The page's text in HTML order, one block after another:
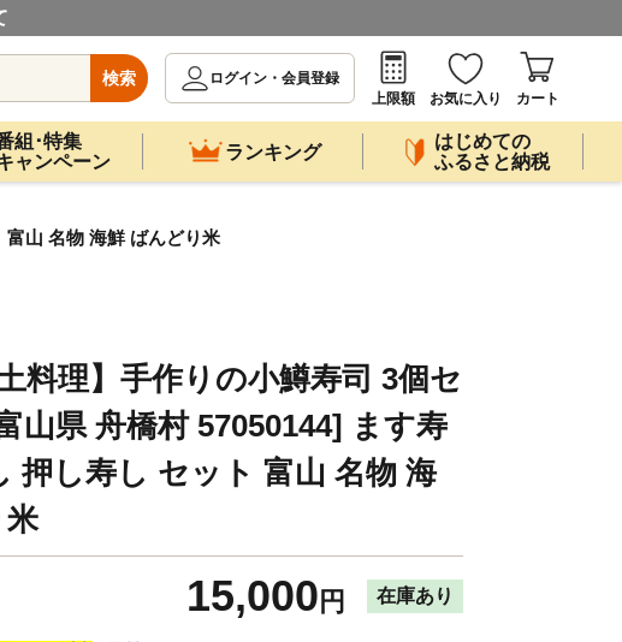
検索
ログイン・会員登録
上限額
お気に入り カート
組･特集
ャンペーン
ランキング
はじめての
ふるさと納税
富山 名物 海鮮 ばんどり米
料理】手作りの小鱒寿司 3個セ
山県 舟橋村 57050144] ます寿
押し寿し セット 富山 名物 海
15,000 円 在庫あり